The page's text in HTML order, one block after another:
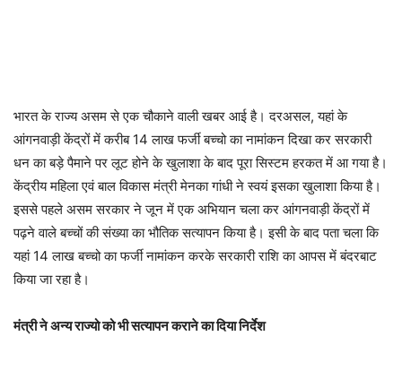
भारत के राज्य असम से एक चौकाने वाली खबर आई है। दरअसल, यहां के
आंगनवाड़ी केंद्रों में करीब 14 लाख फर्जी बच्चो का नामांकन दिखा कर सरकारी
धन का बड़े पैमाने पर लूट होने के खुलाशा के बाद पूरा सिस्टम हरकत में आ गया है।
केंद्रीय महिला एवं बाल विकास मंत्री मेनका गांधी ने स्वयं इसका खुलाशा किया है।
इससे पहले असम सरकार ने जून में एक अभियान चला कर आंगनवाड़ी केंद्रों में
पढ़ने वाले बच्चों की संख्या का भौतिक सत्यापन किया है। इसी के बाद पता चला कि
यहां 14 लाख बच्चो का फर्जी नामांकन करके सरकारी राशि का आपस में बंदरबाट
किया जा रहा है।
मंत्री ने अन्य राज्यो को भी सत्यापन कराने का दिया निर्देश